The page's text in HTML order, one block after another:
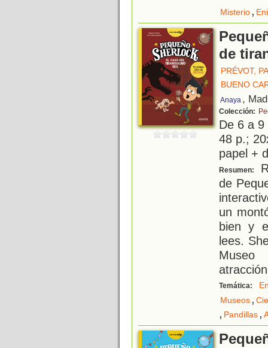
Misterio,
de
PRÉVOT,
BUENO
Anaya ,
Colección:
De 6 a
48 p.;
papel +
Resumen:
de
un
bien y
lees.
atracción
Temática:
Museos,
, Pandillas,